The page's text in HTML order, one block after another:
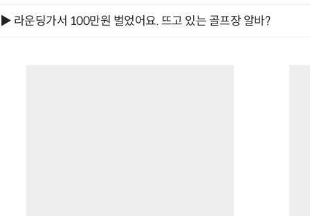
▶ 라운딩가서 100만원 벌었어요. 뜨고 있는 골프장 알바?